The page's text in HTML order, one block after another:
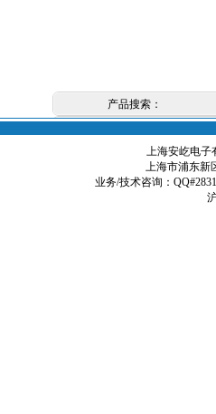
产品搜索：
上海安屹电子
上海市浦东新
业务/技术咨询：